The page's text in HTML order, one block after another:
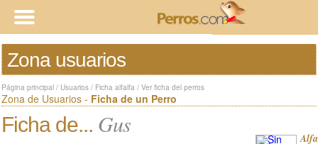
Zona usuarios
Página principal / Usuarios / Ficha alfalfa / Ver ficha del perros
Zona de Usuarios - Ficha de un Perro
Ficha de... Gus